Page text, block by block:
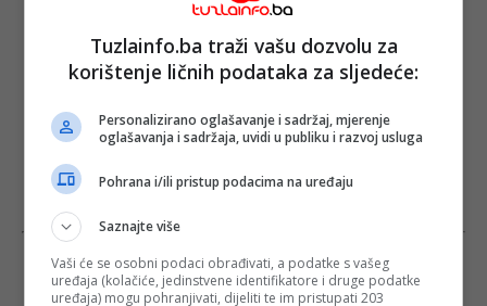
Tuzlainfo.ba traži vašu dozvolu za
korištenje ličnih podataka za sljedeće:
Personalizirano oglašavanje i sadržaj, mjerenje
oglašavanja i sadržaja, uvidi u publiku i razvoj usluga
Pohrana i/ili pristup podacima na uređaju
Saznajte više
Vaši će se osobni podaci obrađivati, a podatke s vašeg
uređaja (kolačiće, jedinstvene identifikatore i druge podatke
uređaja) mogu pohranjivati, dijeliti te im pristupati 203